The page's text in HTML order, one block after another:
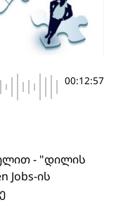
00:12:57
- "დილის
Jobs-ის